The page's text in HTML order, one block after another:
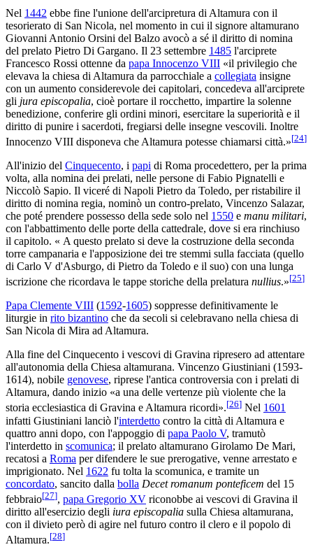
Nel 1442 ebbe fine l'unione dell'arcipretura di Altamura con il
tesorierato di San Nicola, nel momento in cui il signore altamurano
Giovanni Antonio Orsini del Balzo avocò a sé il diritto di nomina
del prelato Pietro Di Gargano. Il 23 settembre 1485 l'arciprete
Francesco Rossi ottenne da papa Innocenzo VIII «il privilegio che
elevava la chiesa di Altamura da parrocchiale a collegiata insigne
con un aumento considerevole dei capitolari, concedeva all'arciprete
gli jura episcopalia, cioè portare il rocchetto, impartire la solenne
benedizione, conferire gli ordini minori, esercitare la superiorità e il
diritto di punire i sacerdoti, fregiarsi delle insegne vescovili. Inoltre
Innocenzo VIII disponeva che Altamura potesse chiamarsi città.»[24]
All'inizio del Cinquecento, i papi di Roma procedettero, per la prima
volta, alla nomina dei prelati, nelle persone di Fabio Pignatelli e
Niccolò Sapio. Il viceré di Napoli Pietro da Toledo, per ristabilire il
diritto di nomina regia, nominò un contro-prelato, Vincenzo Salazar,
che poté prendere possesso della sede solo nel 1550 e manu militari,
con l'abbattimento delle porte della cattedrale, dove si era rinchiuso
il capitolo. « A questo prelato si deve la costruzione della seconda
torre campanaria e l'apposizione dei tre stemmi sulla facciata (quello
di Carlo V d'Asburgo, di Pietro da Toledo e il suo) con una lunga
iscrizione che ricordava le tappe storiche della prelatura nullius.»[25]
Papa Clemente VIII (1592-1605) soppresse definitivamente le
liturgie in rito bizantino che da secoli si celebravano nella chiesa di
San Nicola di Mira ad Altamura.
Alla fine del Cinquecento i vescovi di Gravina ripresero ad attentare
all'autonomia della Chiesa altamurana. Vincenzo Giustiniani (1593-
1614), nobile genovese, riprese l'antica controversia con i prelati di
Altamura, dando inizio «a una delle vertenze più violente che la
storia ecclesiastica di Gravina e Altamura ricordi».[26] Nel 1601
infatti Giustiniani lanciò l'interdetto contro la città di Altamura e
quattro anni dopo, con l'appoggio di papa Paolo V, tramutò
l'interdetto in scomunica; il prelato altamurano Girolamo De Mari,
recatosi a Roma per difendere le sue prerogative, venne arrestato e
imprigionato. Nel 1622 fu tolta la scomunica, e tramite un
concordato, sancito dalla bolla Decet romanum ponteficem del 15
febbraio[27], papa Gregorio XV riconobbe ai vescovi di Gravina il
diritto all'esercizio degli iura episcopalia sulla Chiesa altamurana,
con il divieto però di agire nel futuro contro il clero e il popolo di
Altamura.[28]